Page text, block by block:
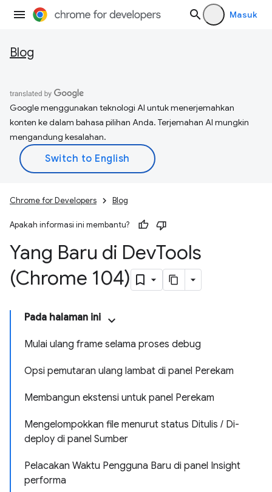
Masuk
Blog
Google menggunakan teknologi AI untuk menerjemahkan
konten ke dalam bahasa pilihan Anda. Terjemahan AI mungkin
mengandung kesalahan.
Chrome for Developers Blog
Apakah informasi ini membantu?
Yang Baru di DevTools
(Chrome 104)
Pada halaman ini
Mulai ulang frame selama proses debug
Opsi pemutaran ulang lambat di panel Perekam
Membangun ekstensi untuk panel Perekam
Mengelompokkan file menurut status Ditulis / Di-
deploy di panel Sumber
Pelacakan Waktu Pengguna Baru di panel Insight
performa